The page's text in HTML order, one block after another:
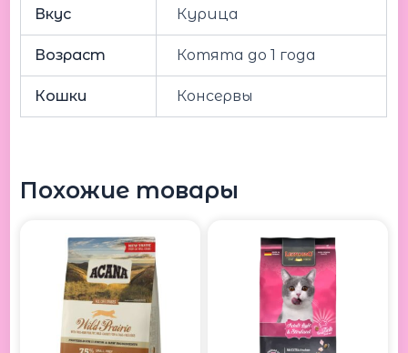
Вкус Курица
Возраст Котята до 1 года
Кошки Консервы
Похожие товары